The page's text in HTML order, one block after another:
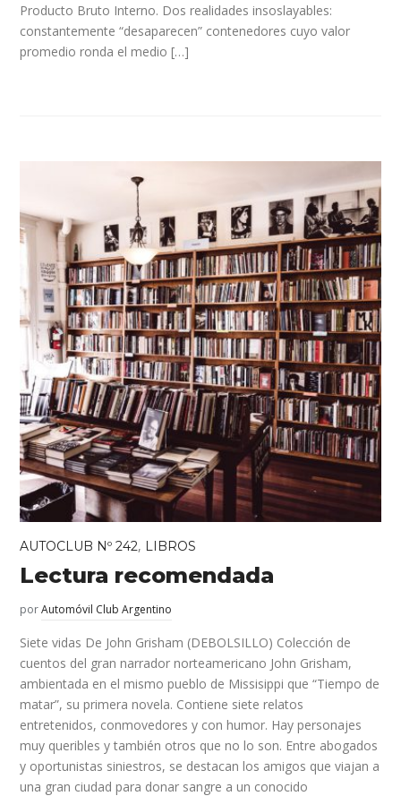
Producto Bruto Interno. Dos realidades insoslayables:
constantemente “desaparecen” contenedores cuyo valor
promedio ronda el medio […]
AUTOCLUB Nº 242, LIBROS
Lectura recomendada
porAutomóvil Club Argentino
Siete vidas De John Grisham (DEBOLSILLO) Colección de
cuentos del gran narrador norteamericano John Grisham,
ambientada en el mismo pueblo de Missisippi que “Tiempo de
matar”, su primera novela. Contiene siete relatos
entretenidos, conmovedores y con humor. Hay personajes
muy queribles y también otros que no lo son. Entre abogados
y oportunistas siniestros, se destacan los amigos que viajan a
una gran ciudad para donar sangre a un conocido